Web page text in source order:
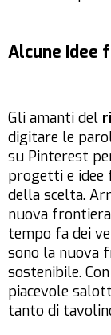
Alcune Idee
Gli amanti del
digitare le
su Pinterest
progetti e idee
della scelta.
nuova
tempo fa dei
sono la nuova
sostenibile.
piacevole
tanto di